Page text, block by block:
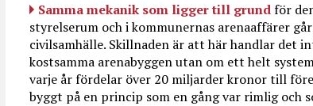
Samma mekanik som ligger till grundför
styrelserum och i kommunernas arenaaffärer
civilsamhälle. Skillnaden är att här handlar det
kostsamma arenabyggen utan om ett helt
varje år fördelar över 20 miljarder kronor till
byggt på en princip som en gång var rimlig och